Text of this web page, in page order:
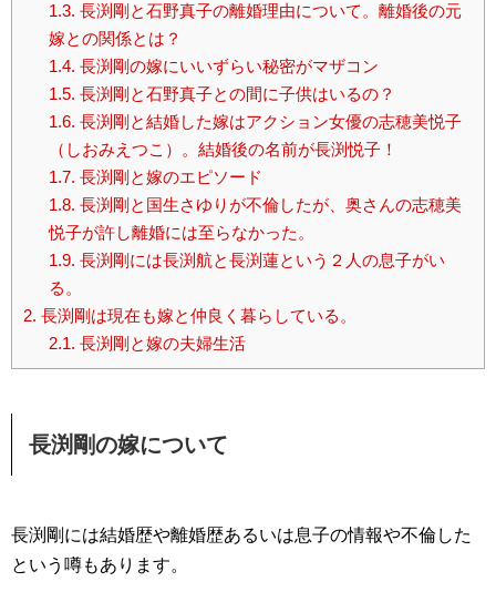
1.3. 長渕剛と石野真子の離婚理由について。離婚後の元
嫁との関係とは？
1.4. 長渕剛の嫁にいいずらい秘密がマザコン
1.5. 長渕剛と石野真子との間に子供はいるの？
1.6. 長渕剛と結婚した嫁はアクション女優の志穂美悦子
（しおみえつこ）。結婚後の名前が長渕悦子！
1.7. 長渕剛と嫁のエピソード
1.8. 長渕剛と国生さゆりが不倫したが、奥さんの志穂美
悦子が許し離婚には至らなかった。
1.9. 長渕剛には長渕航と長渕蓮という２人の息子がい
る。
2. 長渕剛は現在も嫁と仲良く暮らしている。
2.1. 長渕剛と嫁の夫婦生活
長渕剛の嫁について
長渕剛には結婚歴や離婚歴あるいは息子の情報や不倫した
という噂もあります。